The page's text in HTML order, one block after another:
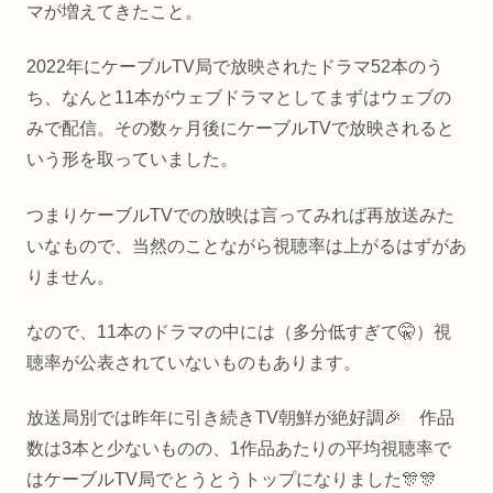
マが増えてきたこと。
2022年にケーブルTV局で放映されたドラマ52本のう
ち、なんと11本がウェブドラマとしてまずはウェブの
みで配信。その数ヶ月後にケーブルTVで放映されると
いう形を取っていました。
つまりケーブルTVでの放映は言ってみれば再放送みた
いなもので、当然のことながら視聴率は上がるはずがあ
りません。
なので、11本のドラマの中には（多分低すぎて🤫）視
聴率が公表されていないものもあります。
放送局別では昨年に引き続きTV朝鮮が絶好調🎉 作品
数は3本と少ないものの、1作品あたりの平均視聴率で
はケーブルTV局でとうとうトップになりました🎊🎊